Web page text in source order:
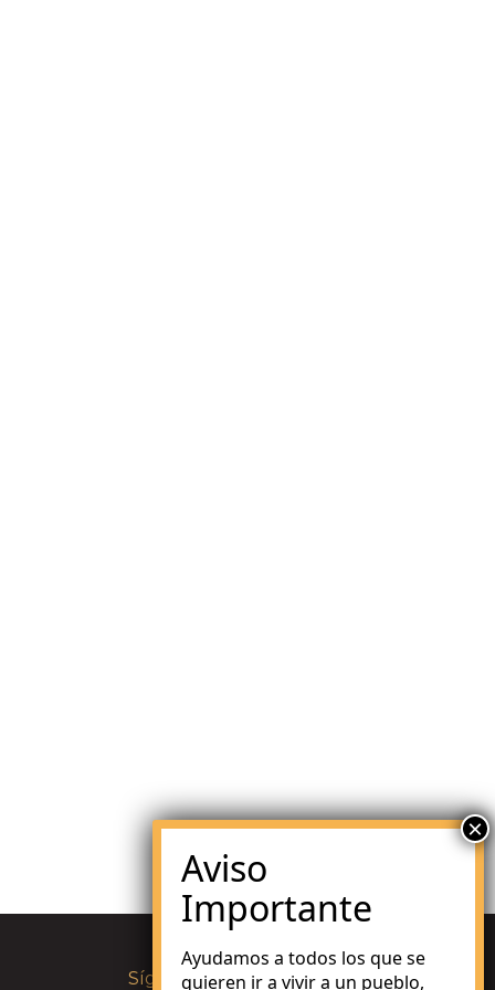
Síguenos en:
Ayudamos a todos los que se
quieren ir a vivir a un pueblo,